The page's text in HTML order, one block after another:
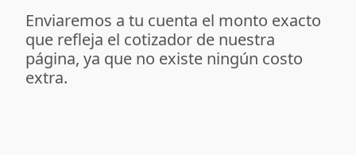
Enviaremos a tu cuenta el monto exacto
que refleja el cotizador de nuestra
página, ya que no existe ningún costo
extra.